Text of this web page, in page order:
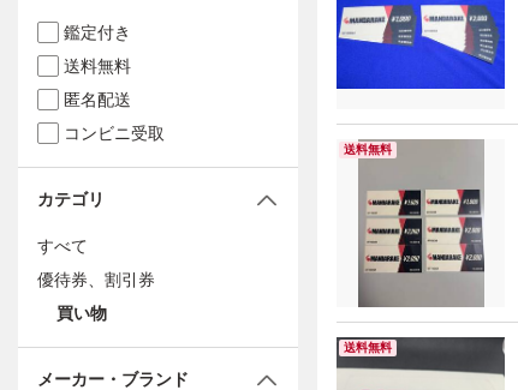
送料無料
送料無料
鑑定付き
送料無料
匿名配送
コンビニ受取
カテゴリ
すべて
優待券、割引券
買い物
メーカー・ブランド